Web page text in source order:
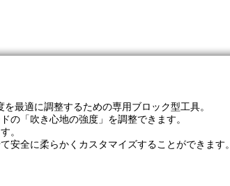
最適に調整するための専用ブロック型工具。
の「吹き心地の強度」を調整できます。
。
安全に柔らかくカスタマイズすることができます。